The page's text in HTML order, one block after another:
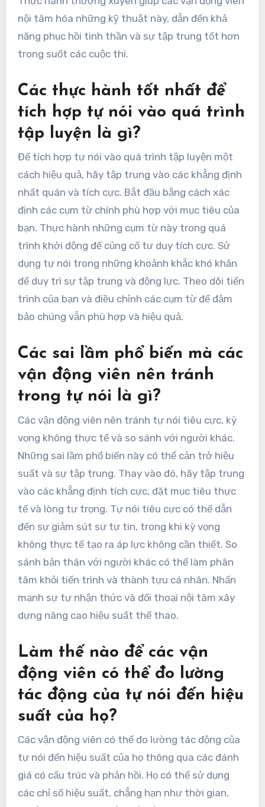
nội tâm hóa những kỹ thuật này, dẫn đến khả
năng phục hồi tinh thần và sự tập trung tốt hơn
trong suốt các cuộc thi.
Các thực hành tốt nhất để
tích hợp tự nói vào quá trình
tập luyện là gì?
Để tích hợp tự nói vào quá trình tập luyện một
cách hiệu quả, hãy tập trung vào các khẳng định
nhất quán và tích cực. Bắt đầu bằng cách xác
định các cụm từ chính phù hợp với mục tiêu của
bạn. Thực hành những cụm từ này trong quá
trình khởi động để củng cố tư duy tích cực. Sử
dụng tự nói trong những khoảnh khắc khó khăn
để duy trì sự tập trung và động lực. Theo dõi tiến
trình của bạn và điều chỉnh các cụm từ để đảm
bảo chúng vẫn phù hợp và hiệu quả.
Các sai lầm phổ biến mà các
vận động viên nên tránh
trong tự nói là gì?
Các vận động viên nên tránh tự nói tiêu cực, kỳ
vọng không thực tế và so sánh với người khác.
Những sai lầm phổ biến này có thể cản trở hiệu
suất và sự tập trung. Thay vào đó, hãy tập trung
vào các khẳng định tích cực, đặt mục tiêu thực
tế và lòng tự trọng. Tự nói tiêu cực có thể dẫn
đến sự giảm sút sự tự tin, trong khi kỳ vọng
không thực tế tạo ra áp lực không cần thiết. So
sánh bản thân với người khác có thể làm phân
tâm khỏi tiến trình và thành tựu cá nhân. Nhấn
mạnh sự tự nhận thức và đối thoại nội tâm xây
dựng nâng cao hiệu suất thể thao.
Làm thế nào để các vận
động viên có thể đo lường
tác động của tự nói đến hiệu
suất của họ?
Các vận động viên có thể đo lường tác động của
tự nói đến hiệu suất của họ thông qua các đánh
giá có cấu trúc và phản hồi. Họ có thể sử dụng
các chỉ số hiệu suất, chẳng hạn như thời gian,